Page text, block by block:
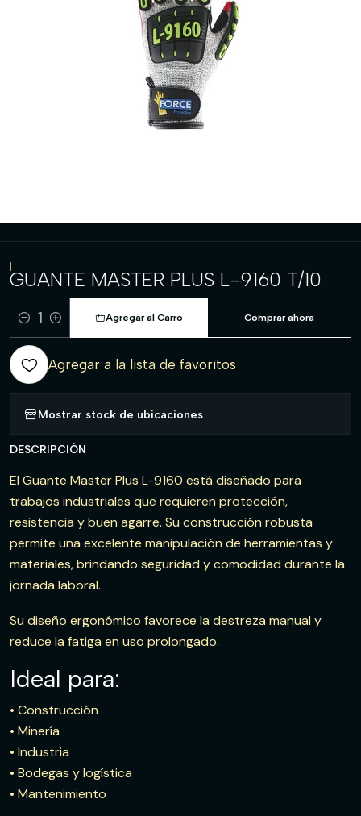
|
GUANTE MASTER PLUS L-9160 T/10
Cantidad
Agregar al Carro Comprar ahora
Agregar a la lista de favoritos
Mostrar stock de ubicaciones
DESCRIPCIÓN
El Guante Master Plus L-9160 está diseñado para
trabajos industriales que requieren protección,
resistencia y buen agarre. Su construcción robusta
permite una excelente manipulación de herramientas y
materiales, brindando seguridad y comodidad durante la
jornada laboral.
Su diseño ergonómico favorece la destreza manual y
reduce la fatiga en uso prolongado.
Ideal para:
• Construcción
• Minería
• Industria
• Bodegas y logística
• Mantenimiento